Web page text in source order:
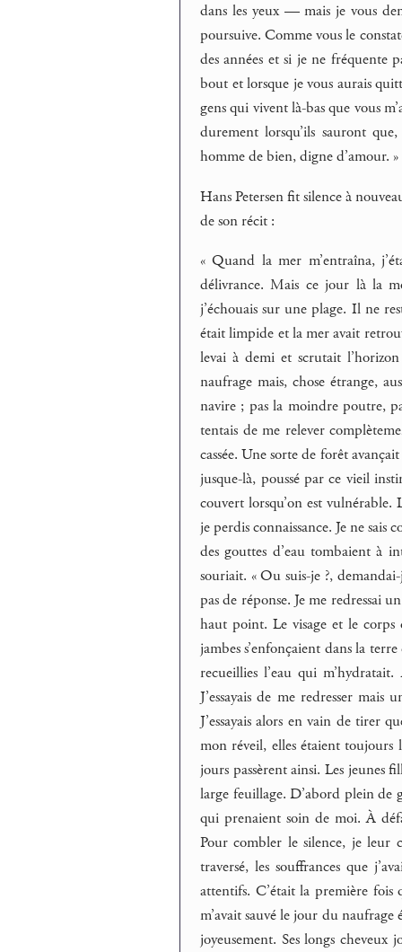
dans les yeux — mais je vous
poursuive. Comme vous le
des années et si je ne fréquente
bout et lorsque je vous aurais
gens qui vivent là-bas que vous
durement lorsqu’ils sauront
homme de bien, digne d’amour. »
Hans Petersen fit silence à
de son récit :
« Quand la mer m’entraîna,
délivrance. Mais ce jour là la
j’échouais sur une plage. Il ne
était limpide et la mer avait
levai à demi et scrutait
naufrage mais, chose étrange,
navire ; pas la moindre poutre,
tentais de me relever
cassée. Une sorte de forêt
jusque-là, poussé par ce vieil
couvert lorsqu’on est vulnérable.
je perdis connaissance. Je ne
des gouttes d’eau tombaient à
souriait. « Ou suis-je ?,
pas de réponse. Je me redressai
haut point. Le visage et le corps
jambes s’enfonçaient dans la
recueillies l’eau qui
J’essayais de me redresser
J’essayais alors en vain de tirer
mon réveil, elles étaient toujours
jours passèrent ainsi. Les jeunes
large feuillage. D’abord plein de
qui prenaient soin de moi. À
Pour combler le silence, je leur
traversé, les souffrances que
attentifs. C’était la première
m’avait sauvé le jour du naufrage
joyeusement. Ses longs